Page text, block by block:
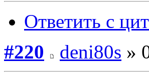
Ответить с
#220
deni80s »